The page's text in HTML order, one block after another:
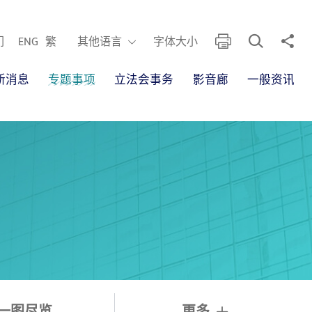
ENG 繁 其他语言
其他语言 字体大小 列印 开启搜寻框
分享
消息 专题事项 立法会事务 影音廊 一般资讯